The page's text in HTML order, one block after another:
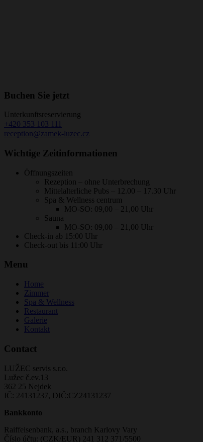
Buchen Sie jetzt
Unterkunftsreservierung
+420 353 103 111
reception@zamek-luzec.cz
Wichtige Zeitinformationen
Öffnungszeiten
Rezeption – ohne Unterbrechung
Mittelalterliche Pubs – 12.00 – 17.30 Uhr
Spa & Wellness centrum
MO-SO: 09,00 – 21,00 Uhr
Sauna
MO-SO: 09,00 – 21,00 Uhr
Check-in ab 15:00 Uhr
Check-out bis 11:00 Uhr
Menu
Home
Zimmer
Spa & Wellness
Restaurant
Galerie
Kontakt
Contact
LUŽEC servis s.r.o.
Lužec č.ev.13
362 25 Nejdek
IČ: 24131237, DIČ:CZ24131237
Bankkonto
Raiffeisenbank, a.s., branch Karlovy Vary
Číslo účtu: (CZK/EUR) 241 312 371/5500